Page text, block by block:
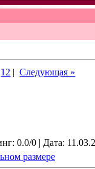
12 |Следующая »
0.0/0 | Дата:
размере